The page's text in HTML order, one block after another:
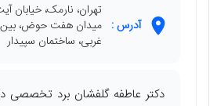
آدرس :
تهران، نارمک، خیابان
میدان هفت حوض، بین
غربی، ساختمان سپیدار
دکتر عاطفه گلفشان برد تخصصی